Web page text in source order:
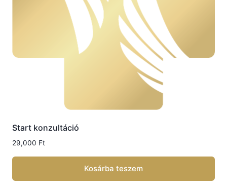
Start konzultáció
29,000 Ft
Kosárba teszem